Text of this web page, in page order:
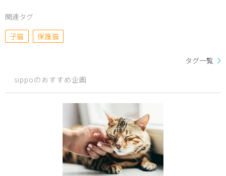
関連タグ
子猫
保護猫
タグ一覧
sippoのおすすめ企画